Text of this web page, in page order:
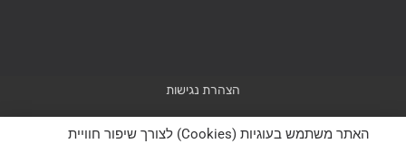
הצהרת נגישות
Powered byWebResult
האתר משתמש בעוגיות (Cookies) לצורך שיפור חוויית